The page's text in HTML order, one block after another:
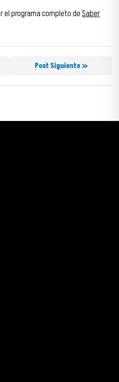
el programa completo deSaber
Post Siguiente »